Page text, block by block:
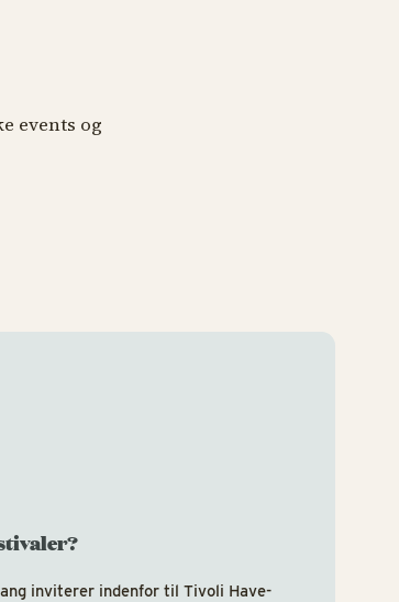
events og
inviterer indenfor til Tivoli Have-